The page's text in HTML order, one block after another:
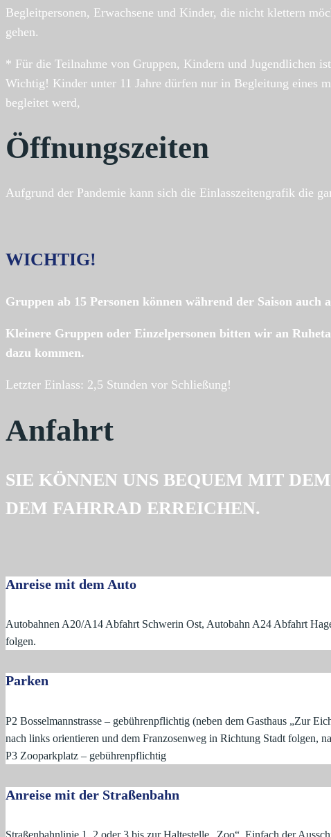
Begleitpersonen, Erwachsene und Kinder, die nicht klettern
gehen.
* Für die Teilnahme von Gruppen, Kindern und Jugendlichen
Wichtig! Kinder unter 11 Jahre dürfen nur in Begleitung eines
begleitet werd,
Öffnungszeiten
Aufgrund der Pandemie kann sich die Einlasszeitengrafik die
WICHTIG!
Gruppen ab 15 Personen können während der Saison
Kleinere Gruppen oder Einzelpersonen bitten wir an
dazu kommen.
Letzter Einlass: 2,5 Stunden vor Schließung!
Anfahrt
SIE KÖNNEN UNS BEQUEM MIT
DEM FAHRRAD ERREICHEN.
Anreise mit dem Auto
Autobahnen A20/A14 Abfahrt Schwerin Ost, Autobahn A24 Abfahrt
folgen.
Parken
P2 Bosselmannstrasse – gebührenpflichtig (neben dem Gasthaus „Zur
nach links orientieren und dem Franzosenweg in Richtung Stadt folgen,
P3 Zooparkplatz – gebührenpflichtig
Anreise mit der Straßenbahn